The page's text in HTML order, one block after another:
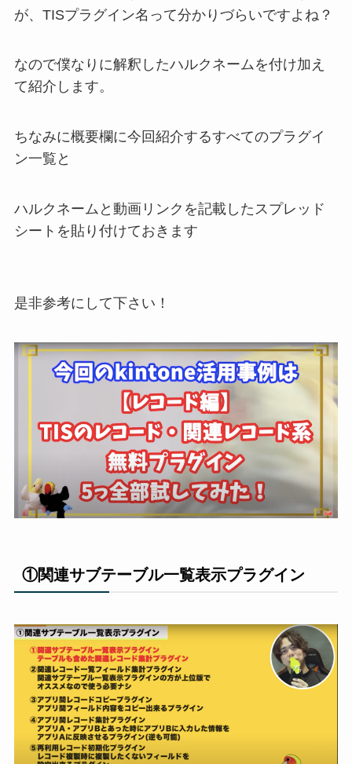
が、 TISプラグイン名って分かりづらいですよ ね？
なので僕なりに解釈したハルクネームを付け加 え
て紹介します。
ちなみに概要欄に今回紹介するすべてのプラグイ
ン一覧と
ハルクネームと動画リンクを記載し たスプレッド
シートを貼り付けておきます
是非参考にして下さい！
①関連サブテーブル一覧表示プラグイン